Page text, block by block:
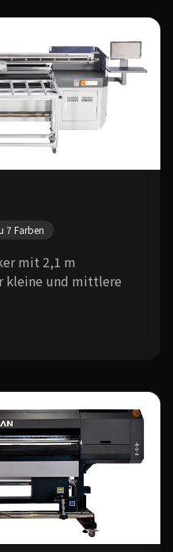
7 Farben
mit 2,1 m
kleine und mittlere